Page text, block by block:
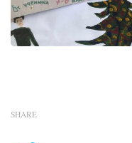
SHARE